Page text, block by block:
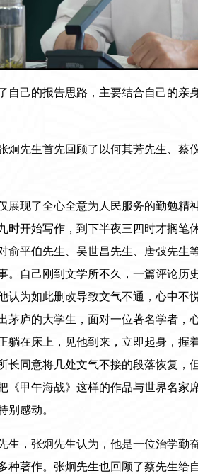
自己的报告思路，主要结合自己的
炯先生首先回顾了以何其芳先生、
展现了全心全意为人民服务的勤勉
时开始写作，到下半夜三四时才搁
俞平伯先生、吴世昌先生、唐弢先
。自己刚到文学所不久，一篇评论
认为如此删改导致文气不通，心中
茅庐的大学生，面对一位著名学者
躺在床上，见他到来，立即起身，
长同意将几处文气不接的段落恢复
《甲午海战》这样的作品与世界名
别感动。
生，张炯先生认为，他是一位治学
种著作。张炯先生也回顾了蔡先生